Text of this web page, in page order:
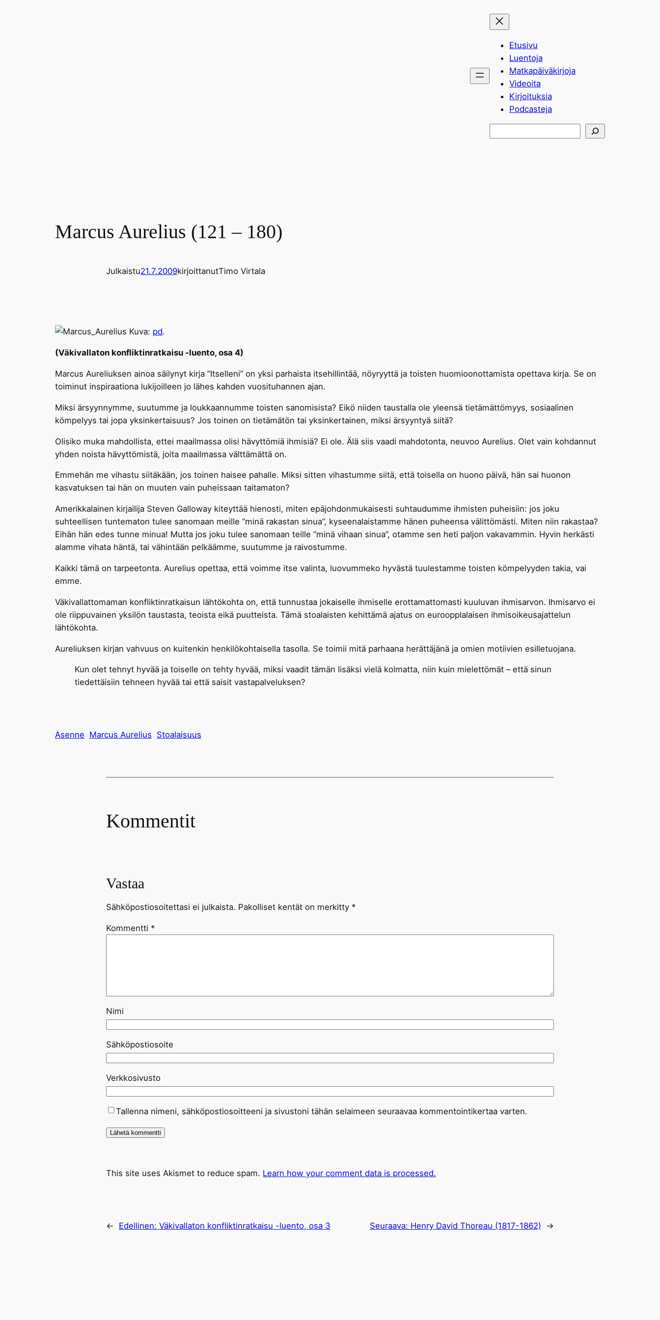
Etusivu
Luentoja
Matkapäiväkirjoja
Videoita
Kirjoituksia
Podcasteja
Marcus Aurelius (121 – 180)
Julkaistu21.7.2009kirjoittanutTimo Virtala
Kuva: pd.
(Väkivallaton konfliktinratkaisu -luento, osa 4)
Marcus Aureliuksen ainoa säilynyt kirja ”Itselleni” on yksi parhaista itsehillintää, nöyryyttä ja toisten huomioonottamista opettava kirja. Se on
toiminut inspiraationa lukijoilleen jo lähes kahden vuosituhannen ajan.
Miksi ärsyynnymme, suutumme ja loukkaannumme toisten sanomisista? Eikö niiden taustalla ole yleensä tietämättömyys, sosiaalinen
kömpelyys tai jopa yksinkertaisuus? Jos toinen on tietämätön tai yksinkertainen, miksi ärsyyntyä siitä?
Olisiko muka mahdollista, ettei maailmassa olisi hävyttömiä ihmisiä? Ei ole. Älä siis vaadi mahdotonta, neuvoo Aurelius. Olet vain kohdannut
yhden noista hävyttömistä, joita maailmassa välttämättä on.
Emmehän me vihastu siitäkään, jos toinen haisee pahalle. Miksi sitten vihastumme siitä, että toisella on huono päivä, hän sai huonon
kasvatuksen tai hän on muuten vain puheissaan taitamaton?
Amerikkalainen kirjailija Steven Galloway kiteyttää hienosti, miten epäjohdonmukaisesti suhtaudumme ihmisten puheisiin: jos joku
suhteellisen tuntematon tulee sanomaan meille ”minä rakastan sinua”, kyseenalaistamme hänen puheensa välittömästi. Miten niin rakastaa?
Eihän hän edes tunne minua! Mutta jos joku tulee sanomaan teille ”minä vihaan sinua”, otamme sen heti paljon vakavammin. Hyvin herkästi
alamme vihata häntä, tai vähintään pelkäämme, suutumme ja raivostumme.
Kaikki tämä on tarpeetonta. Aurelius opettaa, että voimme itse valinta, luovummeko hyvästä tuulestamme toisten kömpelyyden takia, vai
emme.
Väkivallattomaman konfliktinratkaisun lähtökohta on, että tunnustaa jokaiselle ihmiselle erottamattomasti kuuluvan ihmisarvon. Ihmisarvo ei
ole riippuvainen yksilön taustasta, teoista eikä puutteista. Tämä stoalaisten kehittämä ajatus on euroopplalaisen ihmisoikeusajattelun
lähtökohta.
Aureliuksen kirjan vahvuus on kuitenkin henkilökohtaisella tasolla. Se toimii mitä parhaana herättäjänä ja omien motiivien esilletuojana.
Kun olet tehnyt hyvää ja toiselle on tehty hyvää, miksi vaadit tämän lisäksi vielä kolmatta, niin kuin mielettömät – että sinun
tiedettäisiin tehneen hyvää tai että saisit vastapalveluksen?
Asenne Marcus Aurelius Stoalaisuus
Kommentit
Vastaa
Sähköpostiosoitettasi ei julkaista. Pakolliset kentät on merkitty *
Kommentti *
Nimi
Sähköpostiosoite
Verkkosivusto
Tallenna nimeni, sähköpostiosoitteeni ja sivustoni tähän selaimeen seuraavaa kommentointikertaa varten.
This site uses Akismet to reduce spam. Learn how your comment data is processed.
← Edellinen: Väkivallaton konfliktinratkaisu -luento, osa 3 Seuraava: Henry David Thoreau (1817-1862) →